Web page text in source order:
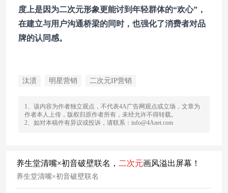
度上是因为二次元形象更能讨到年轻群体的“欢心”，
在建立与用户沟通桥梁的同时，也强化了消费者对品
牌的认同感。
汰渍 明星营销 二次元IP营销
1、该内容为作者独立观点，不代表4A广告网观点或立场，文章为
作者本人上传，版权归原作者所有，未经允许不得转载。
2、如对本稿件有异议或投诉，请联系：info@4Anet.com
养生堂清嘴×初音破壁联名， 二次元画风溢出屏幕！
养生堂清嘴×初音破壁联名